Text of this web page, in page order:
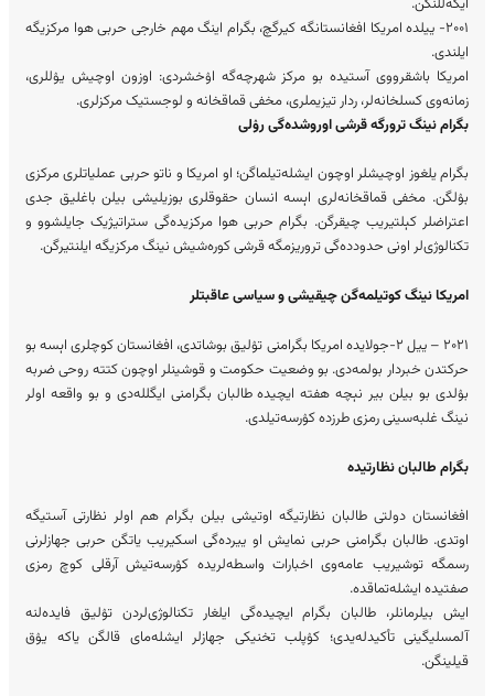
۲۰۰۱- ییلده امریکا افغانستانگه کیرگچ، بگرام اینگ مهم‌ خارجی حربی هوا مرکزیگه
ایلندی.
امریکا باشقرووی آستیده بو مرکز‌ شهرچه‌گه اۉخشردی: اوزون اوچیش یۉللری،
زمانه‌وی کسلخانه‌لر، ردار تیزیملری، مخفی قماقخانه و لوجستیک مرکزلری.
بگرام نینگ ترورگه قرشی اوروشده‌گی رۉلی
بگرام یلغوز اوچیشلر اوچون ایشله‌تیلما‌گن؛ او امریکا و ناتو حربی عملیاتلری مرکزی
بۉلگن. مخفی قماقخانه‌لری اېسه انسان حقوقلری بوزیلیشی بیلن باغلیق جدی
اعتراضلر کېلتیریب چیقرگن. بگرام حربی هوا مرکزیده‌گی ستراتیژیک جایلشوو و
تکنالوژی‌لر اونی حدودده‌گی تروریزمگه قرشی کوره‌شیش نینگ مرکزیگه ایلنتیرگن.
امریکا نینگ کوتیلمه‌گن چیقیشی و سیاسی عاقبتلر
۲۰۲۱ – ییل ۲-جولایده امریکا بگرامنی تۉلیق بوشاتدی، افغانستان کوچلری اېسه بو
حرکتدن خبردار بولمه‌دی. بو وضعیت حکومت و قوشینلر اوچون کتته‌ روحی ضربه‌
بۉلدی بو بیلن بیر نېچه‌ هفته‌ ایچیده طالبان بگرامنی ایگلله‌دی و بو واقعه‌ اولر
نینگ غلبه‌سینی رمزی طرزده کۉرسه‌تیلدی.
بگرا‌م طالبان نظارتیده
افغانستان دولتی طالبان نظارتیگه اوتیشی بیلن بگرام هم اولر نظارتی آستیگه
اوتدی. طالبان بگرامنی حربی نمایش او ییرده‌گی اسکیریب یاتگن حربی جهاز‌لرنی
رسمگه توشیریب عامه‌وی اخبارات واسطه‌لریده کۉرسه‌تیش آرقلی کوچ رمزی
صفتیده ایشله‌تماقده.
ایش بیلرمانلر، طالبان بگرام ایچیده‌گی ایلغار تکنالوژی‌لردن تۉلیق فایده‌لنه
آلمسلیگینی تأکیدله‌یدی؛ کۉپلب تخنیکی جهازلر ایشله‌مای قالگن یاکه یۉق
قیلینگن.